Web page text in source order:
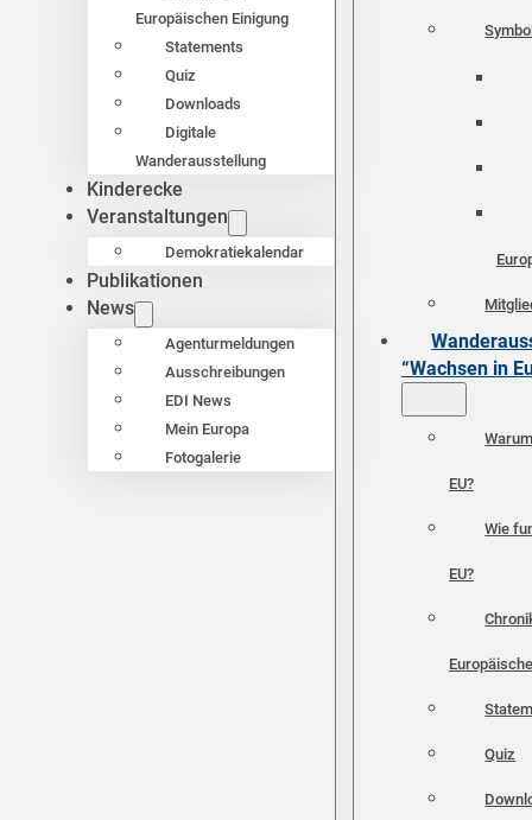
Europäischen Einigung
Statements
Quiz
Downloads
Digitale
Wanderausstellung
Kinderecke
Veranstaltungen
Demokratiekalendar
Publikationen
News
Agenturmeldungen
Ausschreibungen
EDI News
Mein Europa
Fotogalerie
“Wachsen in
EU?
Wie
EU?
Quiz